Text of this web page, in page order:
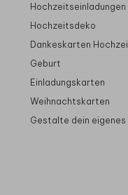
Hochzeitseinladungen
Hochzeitsdeko
Dankeskarten
Geburt
Einladungskarten
Weihnachtskarten
Gestalte dein eigenes